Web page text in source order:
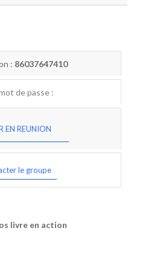
: 86037647410
de passe :
EN REUNION
le groupe
livre en action